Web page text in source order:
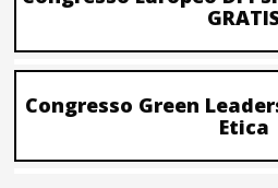
Congresso Green
Etica